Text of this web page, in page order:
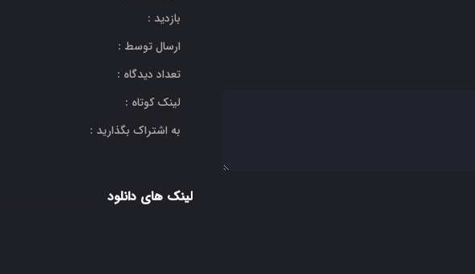
بازدید :
ارسال توسط :
تعداد دیدگاه :
لینک کوتاه :
به اشتراک بگذارید :
لینک های دانلود